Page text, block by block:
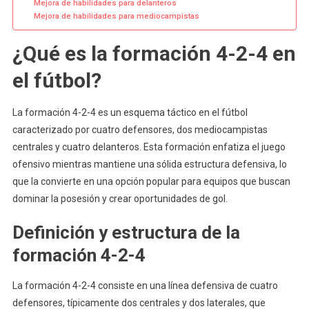
Mejora de habilidades para delanteros
Mejora de habilidades para mediocampistas
¿Qué es la formación 4-2-4 en
el fútbol?
La formación 4-2-4 es un esquema táctico en el fútbol
caracterizado por cuatro defensores, dos mediocampistas
centrales y cuatro delanteros. Esta formación enfatiza el juego
ofensivo mientras mantiene una sólida estructura defensiva, lo
que la convierte en una opción popular para equipos que buscan
dominar la posesión y crear oportunidades de gol.
Definición y estructura de la
formación 4-2-4
La formación 4-2-4 consiste en una línea defensiva de cuatro
defensores, típicamente dos centrales y dos laterales, que